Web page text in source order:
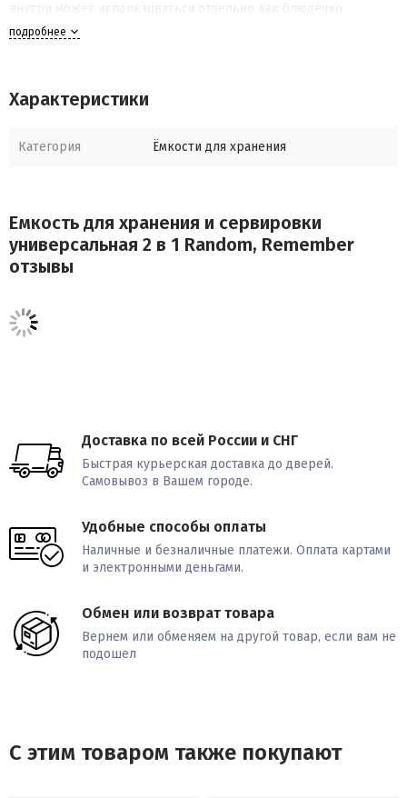
внутри может использоваться отдельно как блюдечко.
Материал – фарфор. Можно мыть в посудомоечной машине.
подробнее
Характеристики
Категория Ёмкости для хранения
Емкость для хранения и сервировки
универсальная 2 в 1 Random, Remember
отзывы
Доставка по всей России и СНГ
Быстрая курьерская доставка до дверей.
Самовывоз в Вашем городе.
Удобные способы оплаты
Наличные и безналичные платежи. Оплата картами
и электронными деньгами.
Обмен или возврат товара
Вернем или обменяем на другой товар, если вам не
подошел
С этим товаром также покупают